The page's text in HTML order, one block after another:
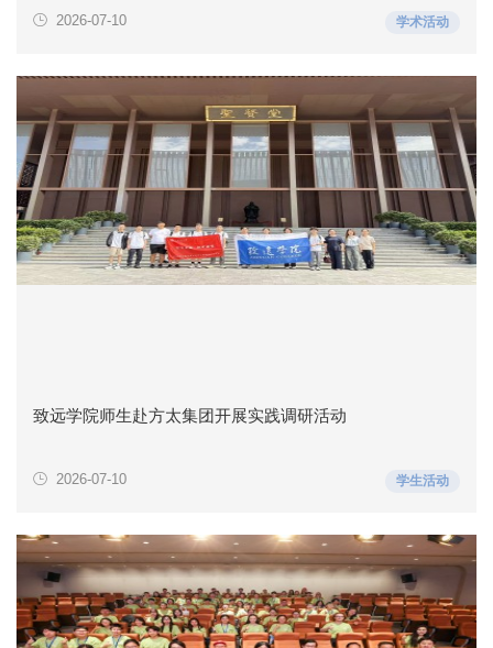
2026-07-10 学术活动
致远学院师生赴方太集团开展实践调研活动
2026-07-10 学生活动